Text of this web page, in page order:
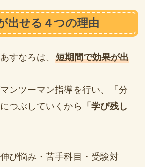
出せる４つの理由
すなろは、
短期間で効果が出
ンツーマン指導を行い、「分
つぶしていくから
「学び残し
び悩み・苦手科目・受験対